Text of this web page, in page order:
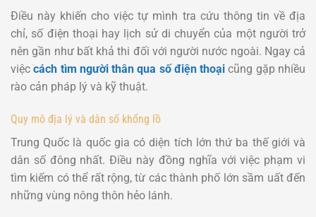
Điều này khiến cho việc tự mình tra cứu thông tin về địa
chỉ, số điện thoại hay lịch sử di chuyển của một người trở
nên gần như bất khả thi đối với người nước ngoài. Ngay cả
việccách tìm người thân qua số điện thoại cũng gặp nhiều
rào cản pháp lý và kỹ thuật.
Quy mô địa lý và dân số khổng lồ
Trung Quốc là quốc gia có diện tích lớn thứ ba thế giới và
dân số đông nhất. Điều này đồng nghĩa với việc phạm vi
tìm kiếm có thể rất rộng, từ các thành phố lớn sầm uất đến
những vùng nông thôn hẻo lánh.